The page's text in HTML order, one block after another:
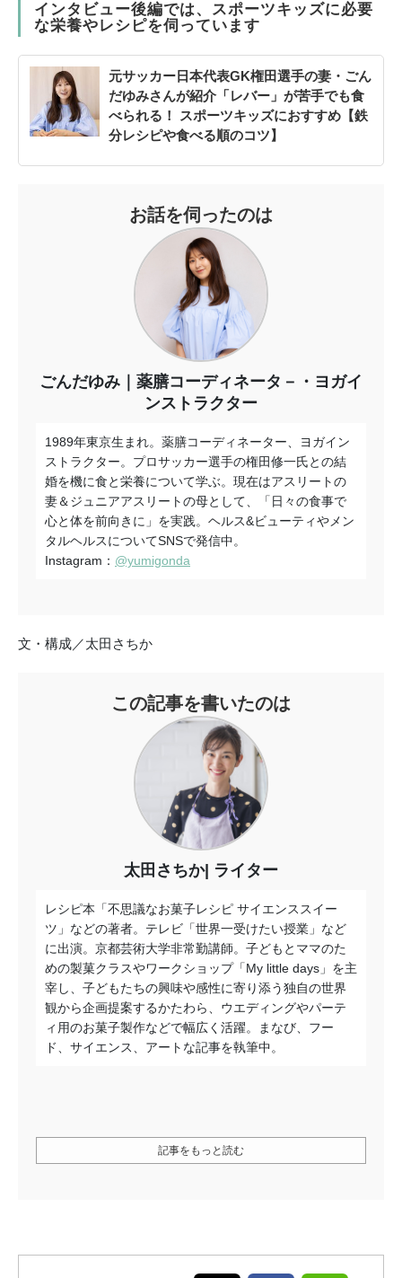
インタビュー後編では、スポーツキッズに必要
な栄養やレシピを伺っています
元サッカー日本代表GK権田選手の妻・ごん
だゆみさんが紹介「レバー」が苦手でも食
べられる！ スポーツキッズにおすすめ【鉄
分レシピや食べる順のコツ】
お話を伺ったのは
ごんだゆみ｜薬膳コーディネータ－・ヨガイ
ンストラクター
1989年東京生まれ。薬膳コーディネーター、ヨガイン
ストラクター。プロサッカー選手の権田修一氏との結
婚を機に食と栄養について学ぶ。現在はアスリートの
妻＆ジュニアアスリートの母として、「日々の食事で
心と体を前向きに」を実践。ヘルス&ビューティやメン
タルヘルスについてSNSで発信中。
Instagram： @yumigonda
文・構成／太田さちか
この記事を書いたのは
太田さちか ライター
レシピ本「不思議なお菓子レシピ サイエンススイー
ツ」などの著者。テレビ「世界一受けたい授業」など
に出演。京都芸術大学非常勤講師。子どもとママのた
めの製菓クラスやワークショップ「My little days」を主
宰し、子どもたちの興味や感性に寄り添う独自の世界
観から企画提案するかたわら、ウエディングやパーテ
ィ用のお菓子製作などで幅広く活躍。まなび、フー
ド、サイエンス、アートな記事を執筆中。
記事をもっと読む